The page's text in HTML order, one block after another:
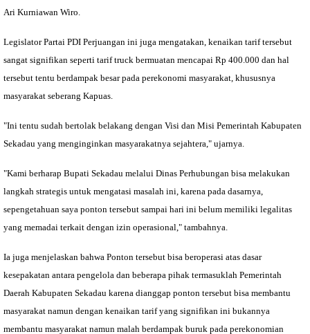
Ari Kurniawan Wiro.
Legislator Partai PDI Perjuangan ini juga mengatakan, kenaikan tarif tersebut
sangat signifikan seperti tarif truck bermuatan mencapai Rp 400.000 dan hal
tersebut tentu berdampak besar pada perekonomi masyarakat, khususnya
masyarakat seberang Kapuas.
"Ini tentu sudah bertolak belakang dengan Visi dan Misi Pemerintah Kabupaten
Sekadau yang menginginkan masyarakatnya sejahtera," ujarnya.
"Kami berharap Bupati Sekadau melalui Dinas Perhubungan bisa melakukan
langkah strategis untuk mengatasi masalah ini, karena pada dasarnya,
sepengetahuan saya ponton tersebut sampai hari ini belum memiliki legalitas
yang memadai terkait dengan izin operasional," tambahnya.
Ia juga menjelaskan bahwa Ponton tersebut bisa beroperasi atas dasar
kesepakatan antara pengelola dan beberapa pihak termasuklah Pemerintah
Daerah Kabupaten Sekadau karena dianggap ponton tersebut bisa membantu
masyarakat namun dengan kenaikan tarif yang signifikan ini bukannya
membantu masyarakat namun malah berdampak buruk pada perekonomian